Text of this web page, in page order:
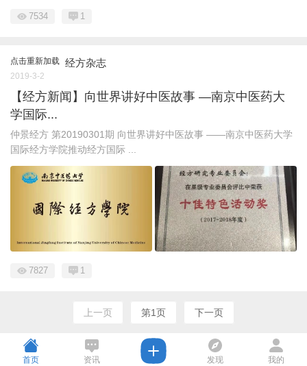
7534 1
点击重新加载 经方杂志
2019-3-2
【经方新闻】向世界讲好中医故事 —南京中医药大
学国际...
仲景经方 第20190301期 向世界讲好中医故事 ——南京中医药大学
国际经方学院推动经方国际 ...
7827 1
上一页 第1页 下一页
首页 资讯 发现 我的